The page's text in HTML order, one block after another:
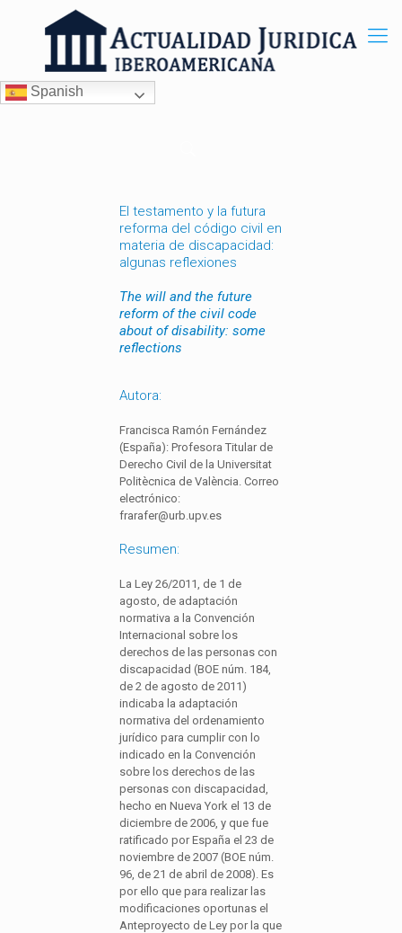
Spanish
El testamento y la futura
reforma del código civil en
materia de discapacidad:
algunas reflexiones
The will and the future
reform of the civil code
about of disability: some
reflections
Autora:
Francisca Ramón Fernández
(España): Profesora Titular de
Derecho Civil de la Universitat
Politècnica de València. Correo
electrónico:
frarafer@urb.upv.es
Resumen:
La Ley 26/2011, de 1 de
agosto, de adaptación
normativa a la Convención
Internacional sobre los
derechos de las personas con
discapacidad (BOE núm. 184,
de 2 de agosto de 2011)
indicaba la adaptación
normativa del ordenamiento
jurídico para cumplir con lo
indicado en la Convención
sobre los derechos de las
personas con discapacidad,
hecho en Nueva York el 13 de
diciembre de 2006, y que fue
ratificado por España el 23 de
noviembre de 2007 (BOE núm.
96, de 21 de abril de 2008). Es
por ello que para realizar las
modificaciones oportunas el
Anteproyecto de Ley por la que